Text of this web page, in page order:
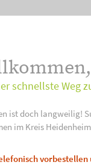
schnellste Weg
ist doch langweilig!
im Kreis